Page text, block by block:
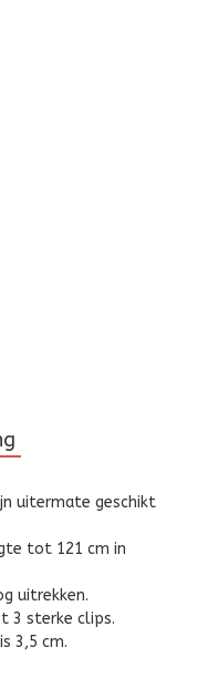
uitermate geschikt
tot 121 cm in
uitrekken.
3 sterke clips.
3,5 cm.